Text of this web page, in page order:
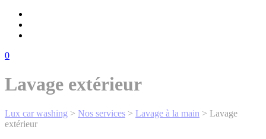
0
Lavage extérieur
Lux car washing > Nos services > Lavage à la main > Lavage
extérieur